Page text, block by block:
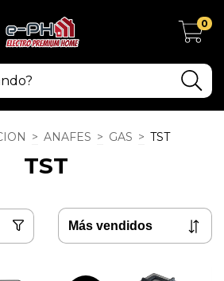
0
> ANAFES > GAS > TST
TST